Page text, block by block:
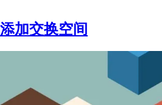
加交换空间